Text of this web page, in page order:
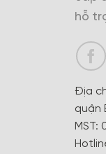
hỗ
Địa
quận
MST: